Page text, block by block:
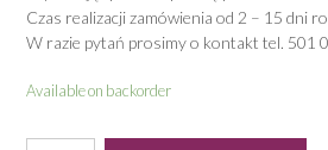
Czas realizacji zamówienia od 2 – 15 dni
W razie pytań prosimy o kontakt tel. 501
Available on backorder